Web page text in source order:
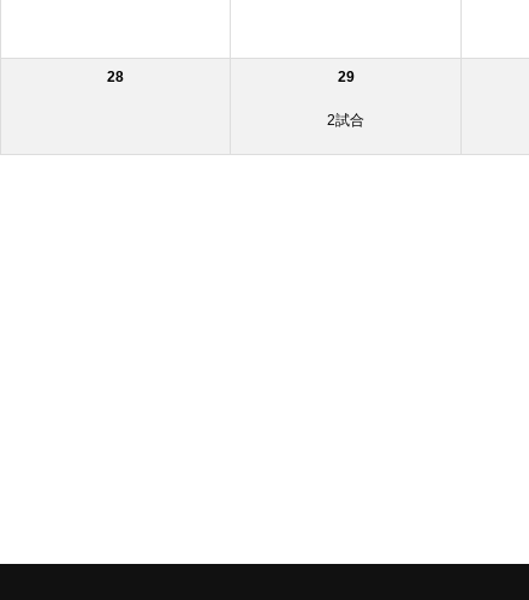
28 29
2試合